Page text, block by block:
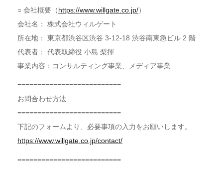
○ 会社概要（https://www.willgate.co.jp/）
会社名： 株式会社ウィルゲート
所在地： 東京都渋谷区渋谷 3-12-18 渋谷南東急ビル 2 階
代表者： 代表取締役 小島 梨揮
事業内容：コンサルティング事業、メディア事業
==========================
お問合わせ方法
==========================
下記のフォームより、必要事項の入力をお願いします。
https://www.willgate.co.jp/contact/
==========================